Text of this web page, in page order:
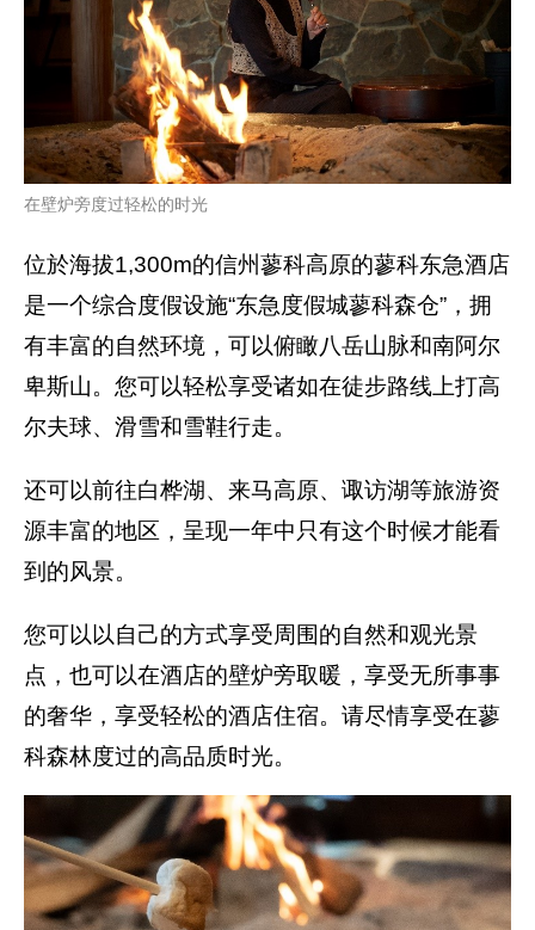
在壁炉旁度过轻松的时光
位於海拔1,300m的信州蓼科高原的蓼科东急酒店
是一个综合度假设施“东急度假城蓼科森仓”，拥
有丰富的自然环境，可以俯瞰八岳山脉和南阿尔
卑斯山。您可以轻松享受诸如在徒步路线上打高
尔夫球、滑雪和雪鞋行走。
还可以前往白桦湖、来马高原、诹访湖等旅游资
源丰富的地区，呈现一年中只有这个时候才能看
到的风景。
您可以以自己的方式享受周围的自然和观光景
点，也可以在酒店的壁炉旁取暖，享受无所事事
的奢华，享受轻松的酒店住宿。请尽情享受在蓼
科森林度过的高品质时光。